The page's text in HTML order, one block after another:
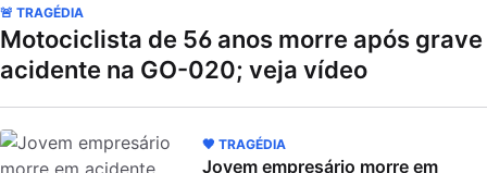
🚨 TRAGÉDIA
Motociclista de 56 anos morre após grave
acidente na GO-020; veja vídeo
🖤 TRAGÉDIA
Jovem empresário morre em